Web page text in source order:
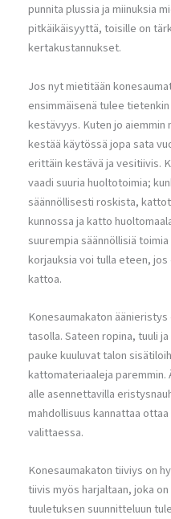
punnita plussia ja miinuksia
pitkäikäisyyttä, toisille on
kertakustannukset.
Jos nyt mietitään
ensimmäisenä tulee
kestävyys. Kuten jo
kestää käytössä jopa sata
erittäin kestävä ja vesitiivis.
vaadi suuria huoltotoimia;
säännöllisesti roskista,
kunnossa ja katto
suurempia säännöllisiä
korjauksia voi tulla eteen,
kattoa.
Konesaumakaton
tasolla. Sateen ropina, tuuli
pauke kuuluvat talon
kattomateriaaleja paremmin.
alle asennettavilla
mahdollisuus kannattaa
valittaessa.
Konesaumakaton tiiviys on
tiivis myös harjaltaan, joka
tuuletuksen suunnitteluun